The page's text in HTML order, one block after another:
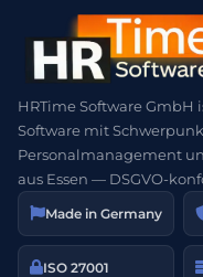
HRTime Software GmbH
Software mit
Personalmanagement
aus Essen — DSGVO-
Made in Germany
ISO 27001